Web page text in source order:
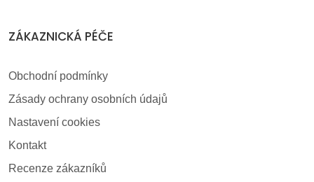
ZÁKAZNICKÁ PÉČE
Obchodní podmínky
Zásady ochrany osobních údajů
Nastavení cookies
Kontakt
Recenze zákazníků